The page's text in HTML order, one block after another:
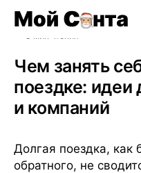
Для друзей • Для женщин •
3 мин чтения
Чем занять
поездке: идеи
и компаний
Долгая поездка, как
обратного, не